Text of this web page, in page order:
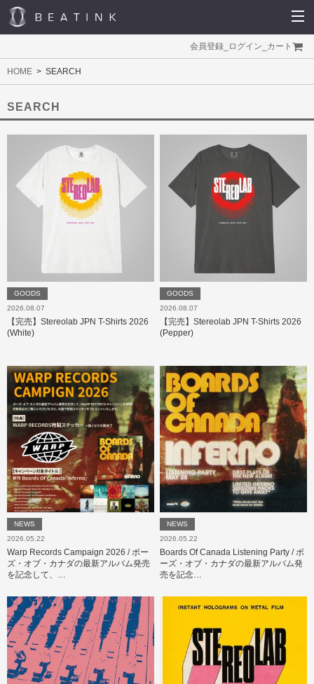
会員登録 ログイン カート
HOME SEARCH
SEARCH
GOODS
2026.08.07
【完売】Stereolab JPN T-Shirts 2026
(White)
GOODS
2026.08.07
【完売】Stereolab JPN T-Shirts 2026
(Pepper)
NEWS
2026.05.22
Warp Records Campaign 2026 / ボー
ズ・オブ・カナダの最新アルバム発売
を記念して、…
NEWS
2026.05.22
Boards Of Canada Listening Party / ボ
ーズ・オブ・カナダの最新アルバム発
売を記念…